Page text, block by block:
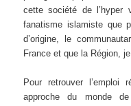
cette société de l’hyper
fanatisme islamiste que
d’origine, le
France et que la Région,
Pour retrouver l’emploi
approche du monde